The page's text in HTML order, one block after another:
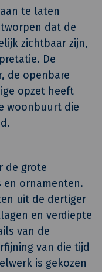
te laten
dat de
zichtbaar zijn,
De
de openbare
opzet heeft
woonbuurt die
de grote
ornamenten.
uit de dertiger
en verdiepte
van de
van die tijd
is gekozen